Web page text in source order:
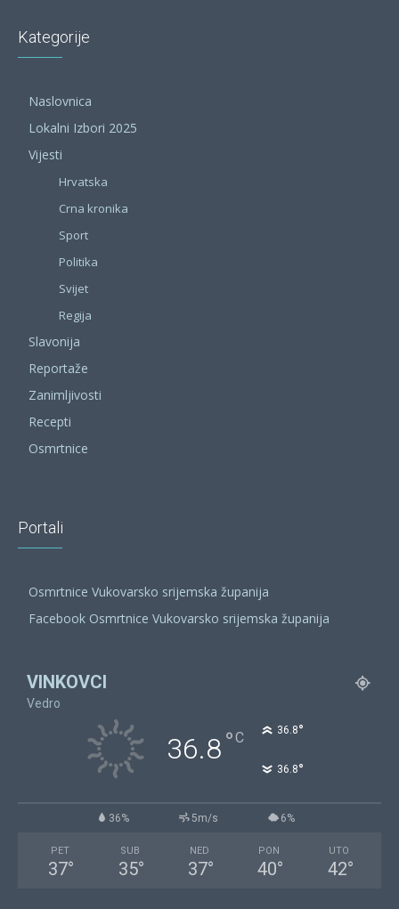
Kategorije
Naslovnica
Lokalni Izbori 2025
Vijesti
Hrvatska
Crna kronika
Sport
Politika
Svijet
Regija
Slavonija
Reportaže
Zanimljivosti
Recepti
Osmrtnice
Portali
Osmrtnice Vukovarsko srijemska županija
Facebook Osmrtnice Vukovarsko srijemska županija
VINKOVCI
Vedro
36.8°C 36.8°
36.8°
36% 5m/s 6%
PET
37°
SUB
35°
NED
37°
PON
40°
UTO
42°